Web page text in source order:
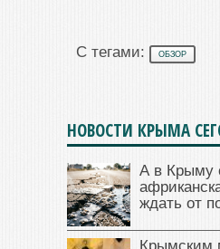
С тегами: ОБЗОР
НОВОСТИ КРЫМА
А в Крыму
ждать от